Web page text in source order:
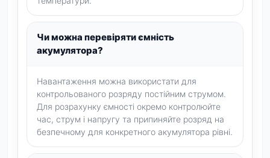
Чи можна перевіряти ємність
акумулятора?
Навантаження можна використати для
контрольованого розряду постійним струмом.
Для розрахунку ємності окремо контролюйте
час, струм і напругу та припиняйте розряд на
безпечному для конкретного акумулятора рівні.